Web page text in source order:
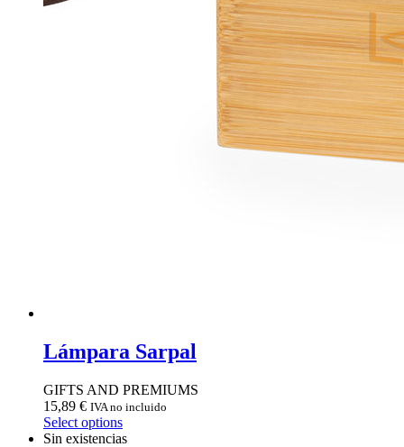
Lámpara Sarpal
GIFTS AND PREMIUMS
15,89 € IVA no incluido
Select options
Sin existencias